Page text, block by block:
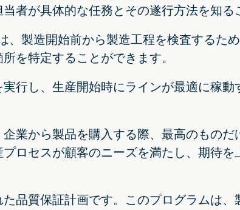
者が具体的な任務とその遂行方法を知る
、製造開始前から製造工程を検査するため
を特定することができます。
行し、生産開始時にラインが最適に稼動
業から製品を購入する際、最高のものだ
ロセスが顧客のニーズを満たし、期待を
品質保証計画です。このプログラムは、